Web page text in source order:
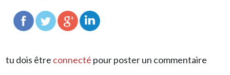
tu dois être connecté pour poster un commentaire